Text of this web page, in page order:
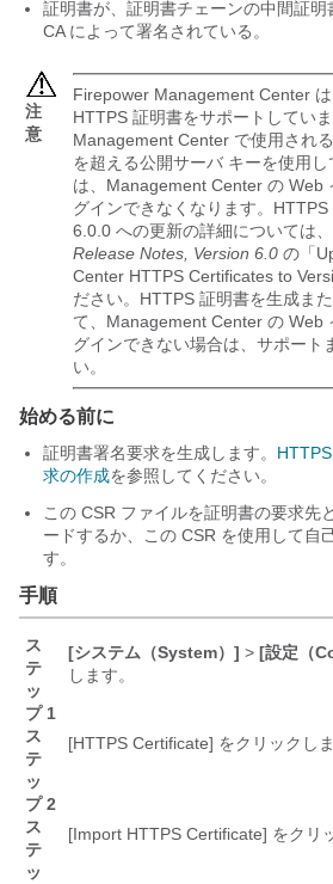
証明書が、証明書チェーンの中間証明
CA によって署名されている。
注
意
Firepower Management Center
HTTPS 証明書をサポートしていま
Management Center で使用され
を超える公開サーバ キーを使用
は、 Management Center の Web
グインできなくなります。
6.0.0 への更新の詳細については、
Release Notes, Version 6.0 の「
Center HTTPS Certificates to
ださい。HTTPS 証明書を生成ま
て、 Management Center の Web
グインできない場合は、サポート
い。
始める前に
証明書署名要求を生成します。
求の作成を参照してください。
この CSR ファイルを証明書の要求先
ードするか、この CSR を使用して自
す。
手順
ス
テ
ッ
プ 1
[システム（System）] > [設定（
します。
ス
テ
ッ
プ 2
[HTTPS Certificate] をクリックしま
ス
テ
ッ
[Import HTTPS Certificate] をクリ